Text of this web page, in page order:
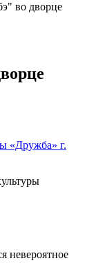
во дворце
невероятное